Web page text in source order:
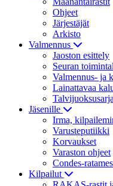
Ohjeet
Järjestäjät
Arkisto
Valmennus
Jaoston esittely
Seuran
Valmennus- ja
Lainattavaa
Talvijuoksusarja
Jäsenille
Irma,
Varusteputiikki
Korvaukset
Varaston ohjeet
Condes-
Kilpailut